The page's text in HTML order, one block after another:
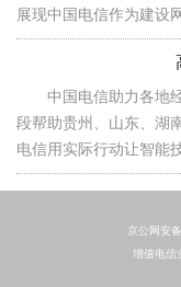
展现中国电信作为建设
中国电信助力各地
段帮助贵州、山东、湖
电信用实际行动让智能
京公网安
增值电信